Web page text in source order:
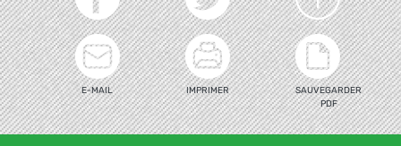
E-MAIL IMPRIMER
SAUVEGARDER
PDF